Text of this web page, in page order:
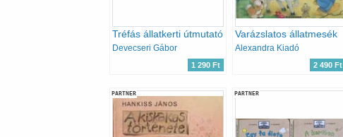
Tréfás állatkerti útmutató
Devecseri Gábor
1 290 Ft
Varázslatos állatmesék
Alexandra Kiadó
2 490 Ft
PARTNER PARTNER